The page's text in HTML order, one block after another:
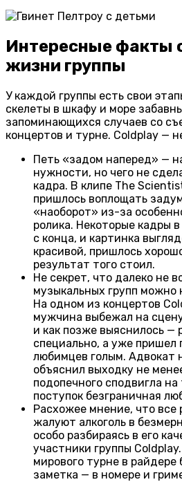
Интересные факты
жизни группы
У каждой группы есть свои
скелеты в шкафу и море
запоминающихся случаев со
концертов и турне. Coldplay —
Петь «задом наперед» —
нужности, но чего не
кадра. В клипе The
пришлось воплощать
«наоборот» из-за
ролика. Некоторые кадры
с конца, и картинка
красивой, пришлось
результат того стоил.
Не секрет, что далеко не
музыкальных групп можно
На одном из концертов
мужчина выбежал на
и как позже выяснилось —
специально, а уже пришел
любимцев голым. Адвокат
объяснил выходку не
подопечного сподвигла
поступок безграничная
Расхожее мнение, что все
жалуют алкоголь в
особо разбираясь в его
участники группы
мирового турне в
заметка — в номере и